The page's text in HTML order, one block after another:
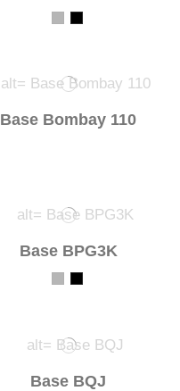
Base Bombay 110
Base BPG3K
Base BQJ